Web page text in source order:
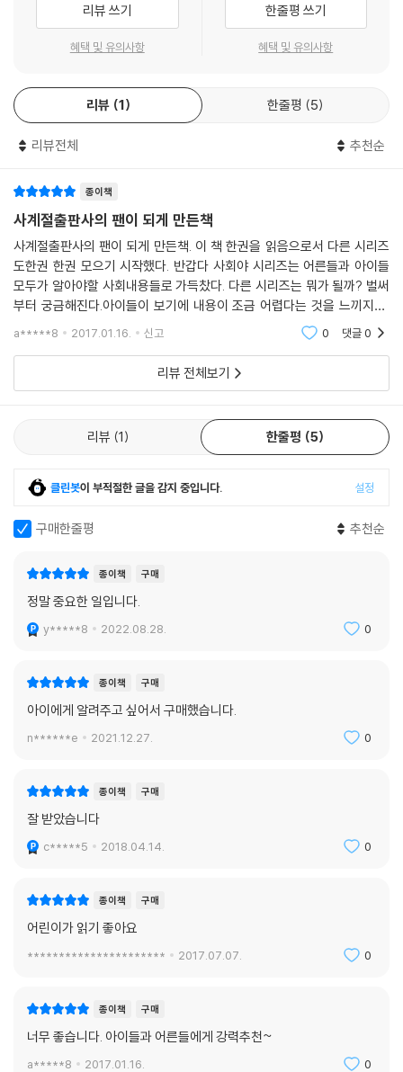
누구에게는 당연한, 누구에게는 절실했던 권리
민주주의는 고대 그리스·로마 시대에 존재했다가 사라진 뒤 근대에 다시
를 표방한다. 한편 투표권은 고대 그리스·로마 시대부터 지금까지 쭉 있었
다. 문제는 이전에는 신분이 높은 사람만, 돈 많은 사람만, 남자만 가졌다는
것이다. 그래서 투표권은 누구에게는 당연하고, 누구에게는 절실했던 권리
이다.
인류 역사는 민주주의 부활과 투표권의 확대로
근대에 들어 민주주의가 부활하는 데 투표권의 역할이 지대했다. 왕, 귀족,
수 있는 정치로 바뀐 게 민주주의이다. 인류의 역사는 끊임없이 민주주의
의 보편화, 투표권의 확장, 인권의 확대를 지향하는 방향으로 전개되어 왔
다.
어떤 지도자를 뽑느냐는 내 삶과 직결된 문제
유치원에서는 원장의 생각이, 학교에서는 교장의 생각이 그 집단의 가치와
규범에 많은 부분 영향을 미친다. 교육에 대한 가치, 아이들을 대하는 태도
가 진정 국민을 위하느냐, 개인의 사리사욕을 채우느냐에 따라 국가 모습
이 달라진다. 그러므로 지도자를 뽑는 게 우리 삶에 얼마나 중요한 일인지
최상은 아니지만 최선의 방법, 투표
도, 선거를 통해 독재자를 뽑았다고 해도, ‘선거’라는 형식을 통하는 것은
‘상식’이 되었다. 투표가 모두를 만족시키는 완벽한 방법은 아니지만 직접
민주주의의 실행이 어려운 현실에서 가장 많은 사람을 만족시킬 수 있는
투표는 상식이고 필수!
세계에서 가장 부유한 국가 가운데 하나인 스웨덴의 투표율은 80퍼센트
고, 선거 때마다 선거관리위원회에서 적극적으로 홍보 활동을 펼친다. 이
에 발맞추어 어린이 책 시장에 투표 방법, 선거 방법, 정당이나 정치를 다룬
도서 또한 다수 나와 있다.
하지만 『투표, 종이 한 장의 힘』은 선거 방법과 과정을 설명하는 책이 아니
다. 몇 백 년 동안 인류가 어렵게 따 낸 투표권의 역사를 펼치며 그 진정한
의미를 이해하고, 지도자를 뽑는 게 내 삶에 얼마나 중요한 일인지를 보여
‘왜 굳이, 꼭, 내가, 투표를 해야 하는가?’ 하는 근본적인 물음에 답한다.
리뷰 쓰기
혜택 및 유의사항
한줄평 쓰기
혜택 및 유의사항
리뷰 1 한줄평 5
리뷰전체 추천순
종이책
사계절출판사의 팬이 되게 만든책
사계절출판사의 팬이 되게 만든책. 이 책 한권을 읽음으로서 다른 시리즈
도한권 한권 모으기 시작했다. 반갑다 사회야 시리즈는 어른들과 아이들
모두가 알아야할 사회내용들로 가득찼다. 다른 시리즈는 뭐가 될까? 벌써
부터 궁금해진다.아이들이 보기에 내용이 조금 어렵다는 것을 느끼지만,
알면 정말 유익한 내용들이 알차있어서 사계절출판사 너무 좋아하게 되었
a*****8 2017.01.16. 신고 0 댓글0
리뷰 전체보기
리뷰 1 한줄평 5
클린봇이 부적절한 글을 감지 중입니다. 설정
구매한줄평 추천순
종이책 구매
정말 중요한 일입니다.
y*****8 2022.08.28. 0
종이책 구매
아이에게 알려주고 싶어서 구매했습니다.
n******e 2021.12.27. 0
종이책 구매
잘 받았습니다
c*****5 2018.04.14. 0
종이책 구매
어린이가 읽기 좋아요
********************** 2017.07.07. 0
종이책 구매
너무 좋습니다. 아이들과 어른들에게 강력추천~
a*****8 2017.01.16. 0